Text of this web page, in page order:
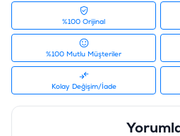
Ton Balığı
Balık Suyu
Kalamar
Ham Protein
%100 Orijinal
%100 Mutlu Müşteriler
Kolay Değişim/İade